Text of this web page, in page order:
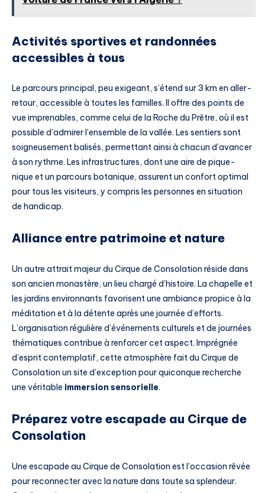
Activités sportives et randonnées
accessibles à tous
Le parcours principal, peu exigeant, s’étend sur 3 km en aller-
retour, accessible à toutes les familles. Il offre des points de
vue imprenables, comme celui de la Roche du Prêtre, où il est
possible d’admirer l’ensemble de la vallée. Les sentiers sont
soigneusement balisés, permettant ainsi à chacun d’avancer
à son rythme. Les infrastructures, dont une aire de pique-
nique et un parcours botanique, assurent un confort optimal
pour tous les visiteurs, y compris les personnes en situation
de handicap.
Alliance entre patrimoine et nature
Un autre attrait majeur du Cirque de Consolation réside dans
son ancien monastère, un lieu chargé d’histoire. La chapelle et
les jardins environnants favorisent une ambiance propice à la
méditation et à la détente après une journée d’efforts.
L’organisation régulière d’événements culturels et de journées
thématiques contribue à renforcer cet aspect. Imprégnée
d’esprit contemplatif, cette atmosphère fait du Cirque de
Consolation un site d’exception pour quiconque recherche
une véritable immersion sensorielle.
Préparez votre escapade au Cirque de
Consolation
Une escapade au Cirque de Consolation est l’occasion rêvée
pour reconnecter avec la nature dans toute sa splendeur.